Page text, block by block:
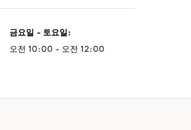
금요일 - 토요일:
오전 10:00 - 오전 12:00